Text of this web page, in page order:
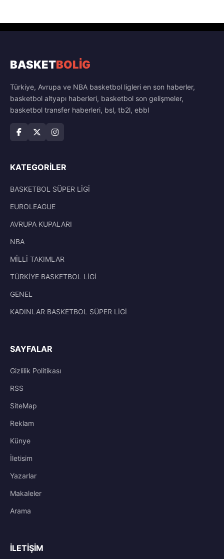
BASKETBOLİG
Türkiye, Avrupa ve NBA basketbol ligleri en son haberler,
basketbol altyapı haberleri, basketbol son gelişmeler,
basketbol transfer haberleri, bsl, tb2l, ebbl
KATEGORILER
BASKETBOL SÜPER LİGİ
EUROLEAGUE
AVRUPA KUPALARI
NBA
MİLLİ TAKIMLAR
TÜRKİYE BASKETBOL LİGİ
GENEL
KADINLAR BASKETBOL SÜPER LİGİ
SAYFALAR
Gizlilik Politikası
RSS
SiteMap
Reklam
Künye
İletisim
Yazarlar
Makaleler
Arama
İLETIŞIM